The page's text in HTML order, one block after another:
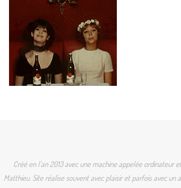
Créé en l'an 2013 avec une machine appelée ordinateur
Matthieu. Site réalise souvent avec plaisir et parfois avec un